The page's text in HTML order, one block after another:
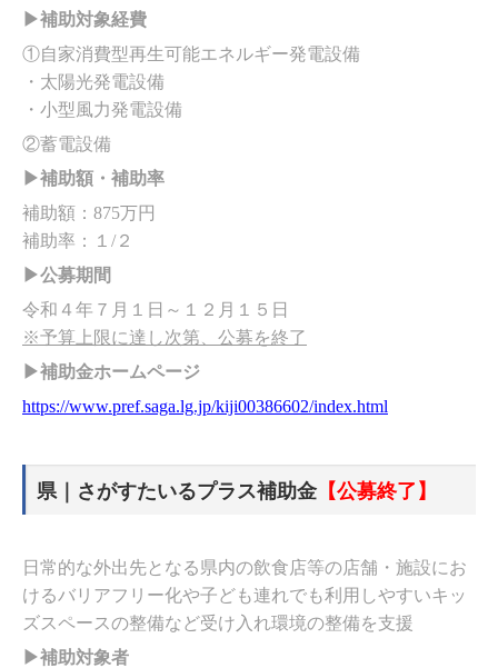
▶補助対象経費
①自家消費型再生可能エネルギー発電設備
・太陽光発電設備
・小型風力発電設備
②蓄電設備
▶補助額・補助率
補助額：875万円
補助率：１/２
▶公募期間
令和４年７月１日～１２月１５日
※予算上限に達し次第、公募を終了
▶補助金ホームページ
https://www.pref.saga.lg.jp/kiji00386602/index.html
県｜さがすたいるプラス補助金 【公募終了】
日常的な外出先となる県内の飲食店等の店舗・施設にお
けるバリアフリー化や子ども連れでも利用しやすいキッ
ズスペースの整備など受け入れ環境の整備を支援
▶補助対象者